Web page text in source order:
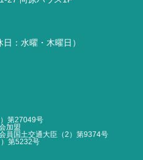
：水曜・木曜日）
）第27049号
加盟
員国土交通大臣（2）第9374号
第5232号